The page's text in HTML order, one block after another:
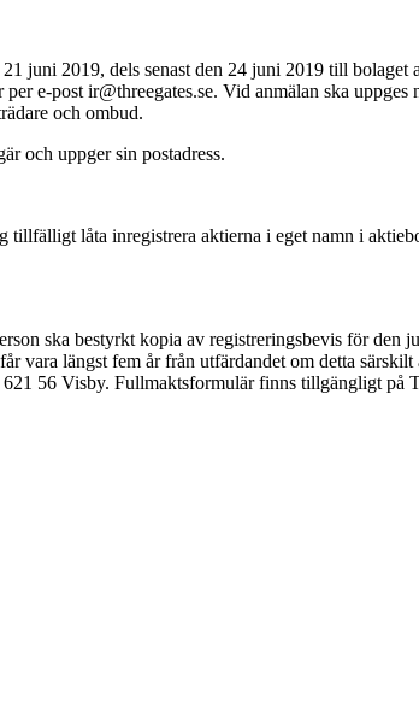
juni 2019, dels senast den 24 juni 2019 till bolaget
e-post ir@threegates.se. Vid anmälan ska uppges
och ombud.
och uppger sin postadress.
låta inregistrera aktierna i eget namn i
ska bestyrkt kopia av registreringsbevis för den
vara längst fem år från utfärdandet om detta
56 Visby. Fullmaktsformulär finns tillgängligt på